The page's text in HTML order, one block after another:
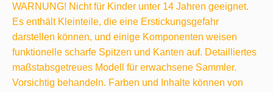
WARNUNG! Nicht für Kinder unter 14 Jahren geeignet.
Es enthält Kleinteile, die eine Erstickungsgefahr
darstellen können, und einige Komponenten weisen
funktionelle scharfe Spitzen und Kanten auf. Detailliertes
maßstabsgetreues Modell für erwachsene Sammler.
Vorsichtig behandeln. Farben und Inhalte können von